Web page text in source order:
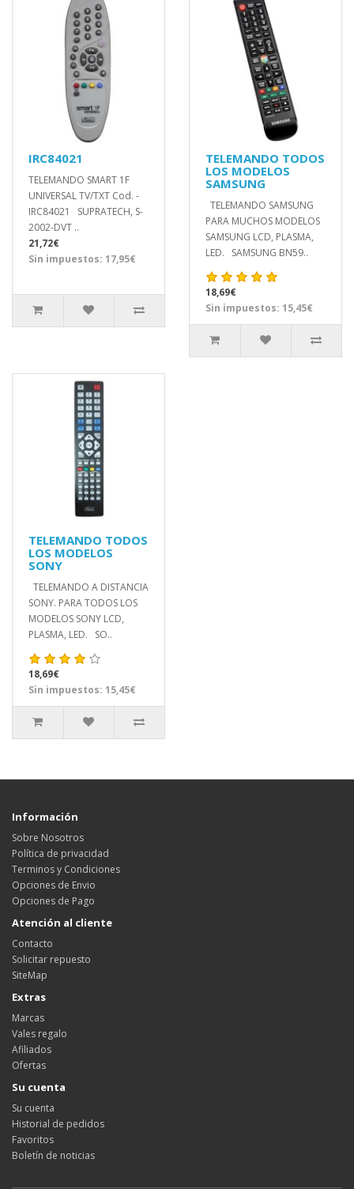
IRC84021
TELEMANDO SMART 1F
UNIVERSAL TV/TXT Cod. -
IRC84021 SUPRATECH, S-
2002-DVT ..
21,72€
Sin impuestos: 17,95€
TELEMANDO TODOS
LOS MODELOS
SAMSUNG
TELEMANDO SAMSUNG
PARA MUCHOS MODELOS
SAMSUNG LCD, PLASMA,
LED. SAMSUNG BN59..
18,69€
Sin impuestos: 15,45€
TELEMANDO TODOS
LOS MODELOS
SONY
TELEMANDO A DISTANCIA
SONY. PARA TODOS LOS
MODELOS SONY LCD,
PLASMA, LED. SO..
18,69€
Sin impuestos: 15,45€
Información
Sobre Nosotros
Política de privacidad
Terminos y Condiciones
Opciones de Envio
Opciones de Pago
Atención al cliente
Contacto
Solicitar repuesto
SiteMap
Extras
Marcas
Vales regalo
Afiliados
Ofertas
Su cuenta
Su cuenta
Historial de pedidos
Favoritos
Boletín de noticias